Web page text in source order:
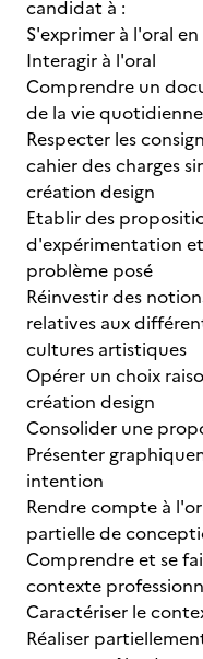
candidat à :
S'exprimer à l'oral
Interagir à l'oral
Comprendre un
de la vie
Respecter les
cahier des charges
création design
Etablir des
d'expérimentation
problème posé
Réinvestir des
relatives aux
cultures artistiques
Opérer un choix
création design
Consolider une
Présenter
intention
Rendre compte à
partielle de
Comprendre et se
contexte
Caractériser le
Réaliser